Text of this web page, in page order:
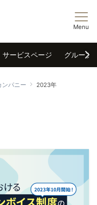
Menu
サービスページ グループ
ンパニー 2023年